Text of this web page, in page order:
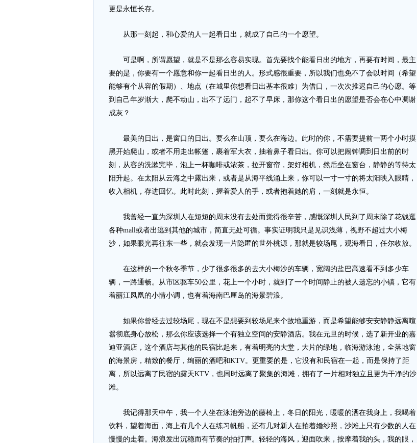
更是永恒长存。
从那一刻起，和心爱的人一起看日出，就成了自己的一个愿望。
可是啊，所谓愿望，就是不是那么容易实现。首先要找个能看日出的地方，再要有时间，最主
要的是，你要有一个愿意和你一起看日出的人。形式感很重要，所以我们也免不了会以时间（希望
能够有个从容的假期）、地点（在城里你想看日出基本很难）为借口，一次次推迟自己的心愿。等
到自己年岁渐大，爬不动山，出不了远门，起不了早床，那你这个看日出的愿望是否会在心中凋谢
成灰？
最美的日出，是窗口的日出。要么在山顶，要么在海边。此时的你，不需要提前一两个小时摸
黑开始爬山，或者不用走出帐篷，裹着军大衣，抽着鼻子看日出。你可以把闹钟调到日出前的时
刻，从容的洗漱完毕，泡上一杯咖啡或浓茶，拉开窗帘，架好相机，然后坐在窗台，静静的等待太
阳升起。在太阳从云海之中露出来，或者是从海平线涌上来，你可以一寸一寸的将太阳映入眼睛，
收入相机，存进回忆。此时此刻，握着爱人的手，或者抱着她的肩，一刻就是永恒。
我曾经一直为深圳人在短短的周末没有去处而觉得很辛苦，感慨深圳人民到了周末除了花钱逛
各种mall或者出逃到其他的城市，简直无处可循。事实证明我只是见识浅薄，视野不超过大小梅
沙，如果眼光再往东一些，就会发现一片隐匿的世外桃源，那就是较场尾，观海看日，任尔收放。
在这样的一个秋冬季节，少了很多很多的去大小梅沙的车辆，宽阔的盐巴高速看不到多少车
辆，一路通畅。从市区驱车50公里，花上一个小时，就到了一个时间静止的被人遗忘的小镇，它有
着丽江凤凰的小情小调，也有着海南巴厘岛的海景碧浪。
如果你曾经去过较场尾，现在不是想要到较场尾来个故地重游，而是希望能够安安静静远离喧
嚣彻底身心放松，那么你应该选择一个有独立空间的安静酒店。我在元旦的时候，选了新开业的嘉
迪亚酒店，这个酒店与其他的民宿比起来，有着明亮的大堂，大片的绿地，临海游泳池，全落地窗
的海景房，精致的餐厅，绚丽的酒吧和KTV。更重要的是，它没有和民宿在一起，而是保持了距
离，所以远离了民宿的露天KTV，也同时远离了聚集的海滩，拥有了一片相对独立且更为干净的沙
滩。
我记得那天中午，我一个人坐在泳池旁边的藤椅上，冬日的阳光，暖暖的洒在我身上，我喝着
饮料，望着海面，海上有几个人在练习帆船，还有几对新人在拍着婚纱照，沙滩上只有少数的人在
慢慢的走着。海浪发出沉稳而有节奏的拍打声。轻轻的海风，迎面吹来，按摩着我的头，我的眼，